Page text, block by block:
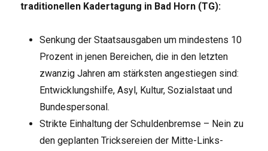
traditionellen Kadertagung in Bad Horn (TG):
Senkung der Staatsausgaben um mindestens 10
Prozent in jenen Bereichen, die in den letzten
zwanzig Jahren am stärksten angestiegen sind:
Entwicklungshilfe, Asyl, Kultur, Sozialstaat und
Bundespersonal.
Strikte Einhaltung der Schuldenbremse – Nein zu
den geplanten Tricksereien der Mitte-Links-